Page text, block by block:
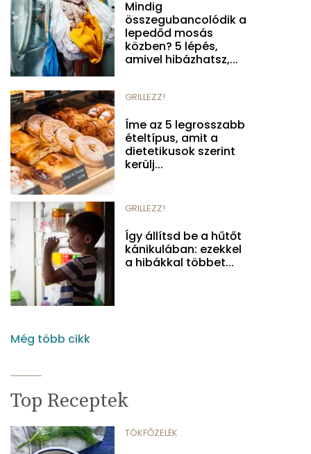
Mindig
összegubancolódik a
lepedőd mosás
közben? 5 lépés,
amivel hibázhatsz,...
GRILLEZZ!
Íme az 5 legrosszabb
ételtípus, amit a
dietetikusok szerint
kerülj...
GRILLEZZ!
Így állítsd be a hűtőt
kánikulában: ezekkel
a hibákkal többet...
Még több cikk
Top Receptek
TÖKFŐZELÉK